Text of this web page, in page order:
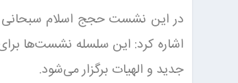
در این نشست حجج اسلام سبحانی و
اشاره کرد: این سلسله نشست‌ها
جدید و الهیات برگزار می‌شود.